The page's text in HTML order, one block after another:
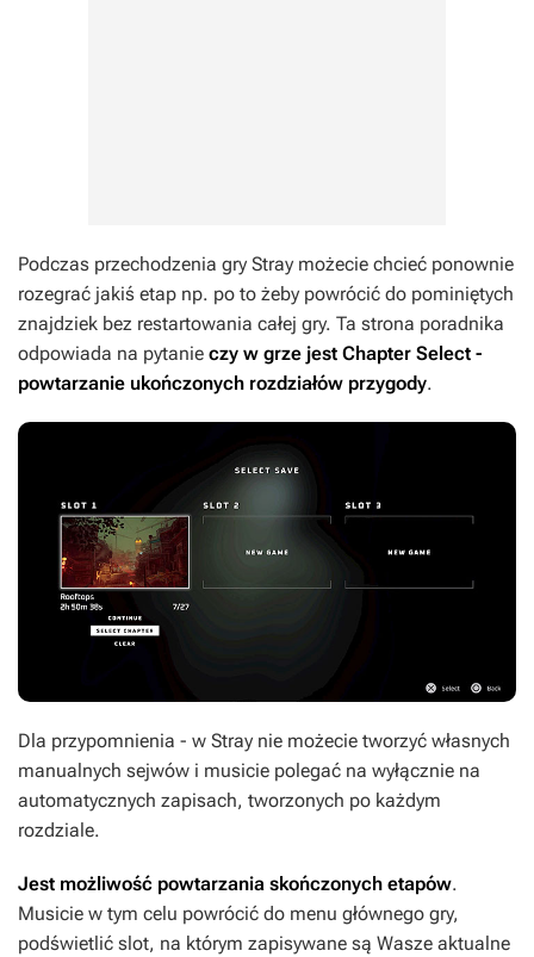
Podczas przechodzenia gry Stray możecie chcieć ponownie
rozegrać jakiś etap np. po to żeby powrócić do pominiętych
znajdziek bez restartowania całej gry. Ta strona poradnika
odpowiada na pytanie czy w grze jest Chapter Select -
powtarzanie ukończonych rozdziałów przygody.
Dla przypomnienia - w Stray nie możecie tworzyć własnych
manualnych sejwów i musicie polegać na wyłącznie na
automatycznych zapisach, tworzonych po każdym
rozdziale.
Jest możliwość powtarzania skończonych etapów.
Musicie w tym celu powrócić do menu głównego gry,
podświetlić slot, na którym zapisywane są Wasze aktualne